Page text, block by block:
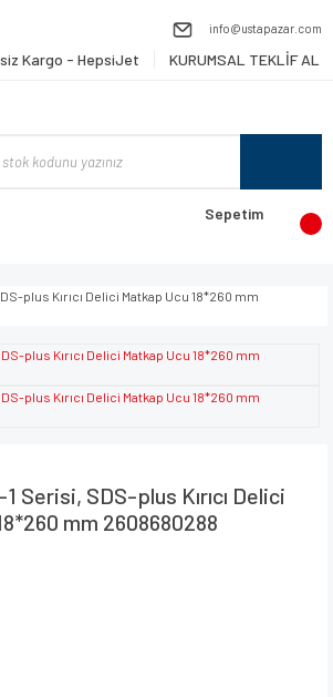
info@ustapazar.com
Kargo - HepsiJet KURUMSAL TEKLİF AL
Sepetim
Serisi, SDS-plus Kırıcı Delici
mm 2608680288